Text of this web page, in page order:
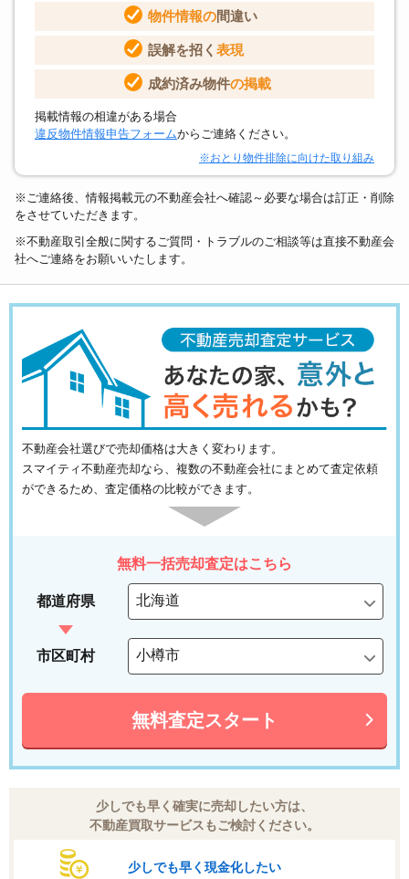
物件情報の間違い
誤解を招く 表現
成約済み物件の掲載
掲載情報の相違がある場合
違反物件情報申告フォームからご連絡ください。
※おとり物件排除に向けた取り組み
※ご連絡後、情報掲載元の不動産会社へ確認～必要な場合は訂正・削除
をさせていただきます。
※不動産取引全般に関するご質問・トラブルのご相談等は直接不動産会
社へご連絡をお願いいたします。
不動産会社選びで売却価格は大きく変わります。
スマイティ不動産売却なら、複数の不動産会社にまとめて査定依頼
ができるため、査定価格の比較ができます。
無料一括売却査定はこちら
都道府県
市区町村
無料査定スタート
少しでも早く確実に売却したい方は、
不動産買取サービスもご検討ください。
少しでも早く現金化したい